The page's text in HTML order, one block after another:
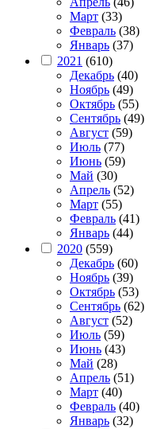
Март (33)
Февраль (38)
Январь (37)
2021 (610)
Декабрь (40)
Ноябрь (49)
Октябрь (55)
Сентябрь (49)
Август (59)
Июль (77)
Июнь (59)
Май (30)
Апрель (52)
Март (55)
Февраль (41)
Январь (44)
2020 (559)
Декабрь (60)
Ноябрь (39)
Октябрь (53)
Сентябрь (62)
Август (52)
Июль (59)
Июнь (43)
Май (28)
Апрель (51)
Март (40)
Февраль (40)
Январь (32)